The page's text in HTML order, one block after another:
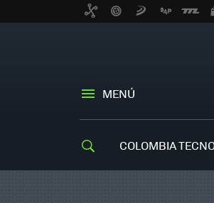
MENÚ
COLOMBIA